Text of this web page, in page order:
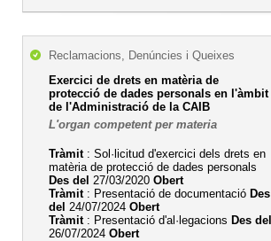
Reclamacions, Denúncies i Queixes
Exercici de drets en matèria de
protecció de dades personals en l'àmbit
de l'Administració de la CAIB
L'organ competent per materia
Tràmit: Sol·licitud d'exercici dels drets en
matèria de protecció de dades personals
Des del 27/03/2020 Obert
Tràmit: Presentació de documentació Des
del 24/07/2024 Obert
Tràmit: Presentació d'al·legacions Des del
26/07/2024 Obert